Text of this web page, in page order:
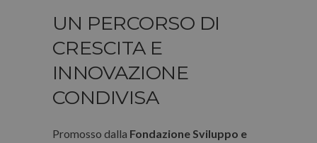
UN PERCORSO DI
CRESCITA E
INNOVAZIONE
CONDIVISA
Promosso dalla Fondazione Sviluppo e